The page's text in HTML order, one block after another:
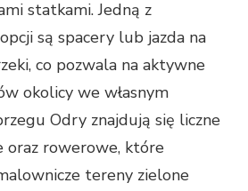
statkami. Jedną z
są spacery lub jazda na
co pozwala na aktywne
okolicy we własnym
Odry znajdują się liczne
oraz rowerowe, które
tereny zielone